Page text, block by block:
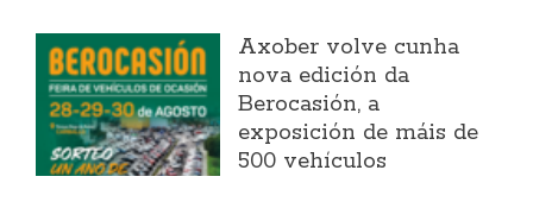
Axober volve cunha
nova edición da
Berocasión, a
exposición de máis de
500 vehículos